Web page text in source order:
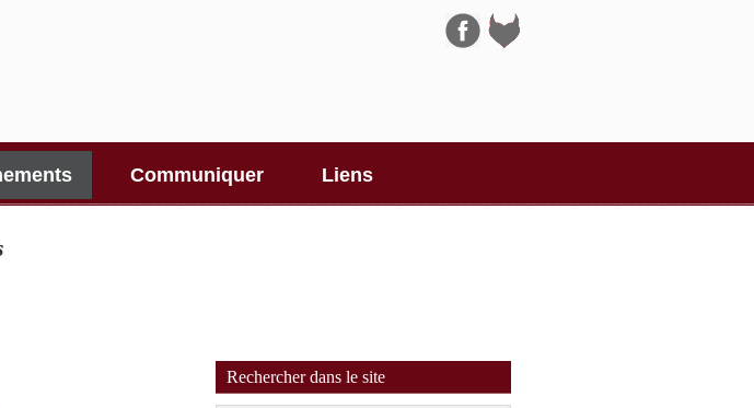
Communiquer Liens
Navigation
Rechercher dans le site